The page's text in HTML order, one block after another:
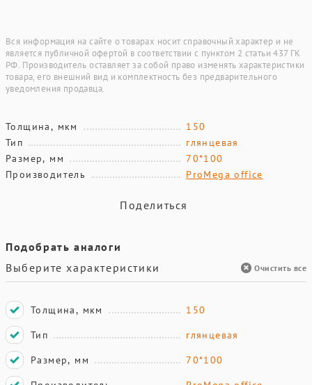
Вся информация на сайте о товарах носит справочный характер и не
является публичной офертой в соответствии с пунктом 2 статьи 437 ГК
РФ. Производитель оставляет за собой право изменять характеристики
товара, его внешний вид и комплектность без предварительного
уведомления продавца.
Толщина, мкм
150
Тип
глянцевая
Размер, мм
70*100
Производитель
ProMega office
Поделиться
Подобрать аналоги
Выберите характеристики
Очистить все
Толщина, мкм
150
Тип
глянцевая
Размер, мм
70*100